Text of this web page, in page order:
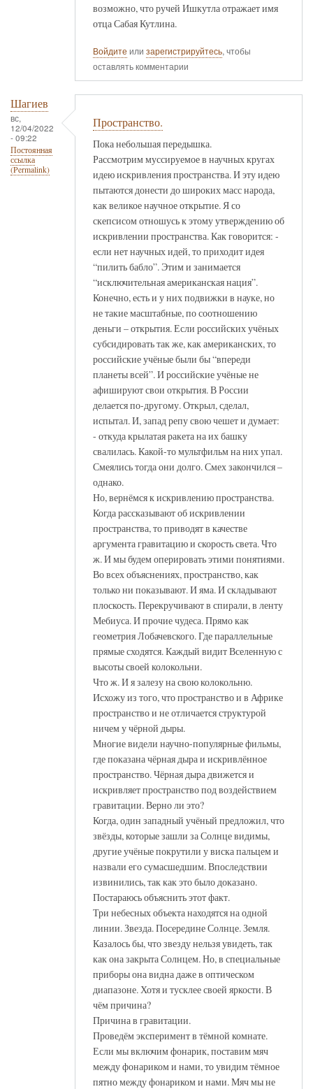
возможно, что ручей Ишкутла отражает имя
отца Сабая Кутлина.
Войдите или зарегистрируйтесь, чтобы
оставлять комментарии
Шагиев
вс,
12/04/2022
- 09:22
Постоянная
ссылка
(Permalink)
Пространство.
Пока небольшая передышка.
Рассмотрим муссируемое в научных кругах
идею искривления пространства. И эту идею
пытаются донести до широких масс народа,
как великое научное открытие. Я со
скепсисом отношусь к этому утверждению об
искривлении пространства. Как говорится: -
если нет научных идей, то приходит идея
“пилить бабло”. Этим и занимается
“исключительная американская нация”.
Конечно, есть и у них подвижки в науке, но
не такие масштабные, по соотношению
деньги – открытия. Если российских учёных
субсидировать так же, как американских, то
российские учёные были бы “впереди
планеты всей”. И российские учёные не
афишируют свои открытия. В России
делается по-другому. Открыл, сделал,
испытал. И, запад репу свою чешет и думает:
- откуда крылатая ракета на их башку
свалилась. Какой-то мультфильм на них упал.
Смеялись тогда они долго. Смех закончился –
однако.
Но, вернёмся к искривлению пространства.
Когда рассказывают об искривлении
пространства, то приводят в качестве
аргумента гравитацию и скорость света. Что
ж. И мы будем оперировать этими понятиями.
Во всех объяснениях, пространство, как
только ни показывают. И яма. И складывают
плоскость. Перекручивают в спирали, в ленту
Мебиуса. И прочие чудеса. Прямо как
геометрия Лобачевского. Где параллельные
прямые сходятся. Каждый видит Вселенную с
высоты своей колокольни.
Что ж. И я залезу на свою колокольню.
Исхожу из того, что пространство и в Африке
пространство и не отличается структурой
ничем у чёрной дыры.
Многие видели научно-популярные фильмы,
где показана чёрная дыра и искривлённое
пространство. Чёрная дыра движется и
искривляет пространство под воздействием
гравитации. Верно ли это?
Когда, один западный учёный предложил, что
звёзды, которые зашли за Солнце видимы,
другие учёные покрутили у виска пальцем и
назвали его сумасшедшим. Впоследствии
извинились, так как это было доказано.
Постараюсь объяснить этот факт.
Три небесных объекта находятся на одной
линии. Звезда. Посередине Солнце. Земля.
Казалось бы, что звезду нельзя увидеть, так
как она закрыта Солнцем. Но, в специальные
приборы она видна даже в оптическом
диапазоне. Хотя и тусклее своей яркости. В
чём причина?
Причина в гравитации.
Проведём эксперимент в тёмной комнате.
Если мы включим фонарик, поставим мяч
между фонариком и нами, то увидим тёмное
пятно между фонариком и нами. Мяч мы не